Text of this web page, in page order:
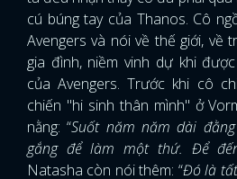
cú búng tay của Thanos. Cô
Avengers và nói về thế giới, về
gia đình, niềm vinh dự khi
của Avengers. Trước khi cô
chiến "hi sinh thân mình" ở
nằng: “Suốt năm năm dài
gắng để làm một thứ. Để
Natasha còn nói thêm: “Đó là